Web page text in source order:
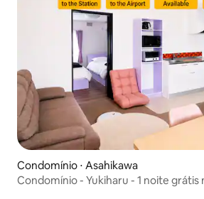
Condomínio ⋅ Asahikawa
Condomínio - Yukiharu - 1 noite grátis